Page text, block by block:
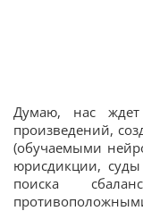
Думаю, нас ждет
произведений,
(обучаемыми
юрисдикции,
поиска